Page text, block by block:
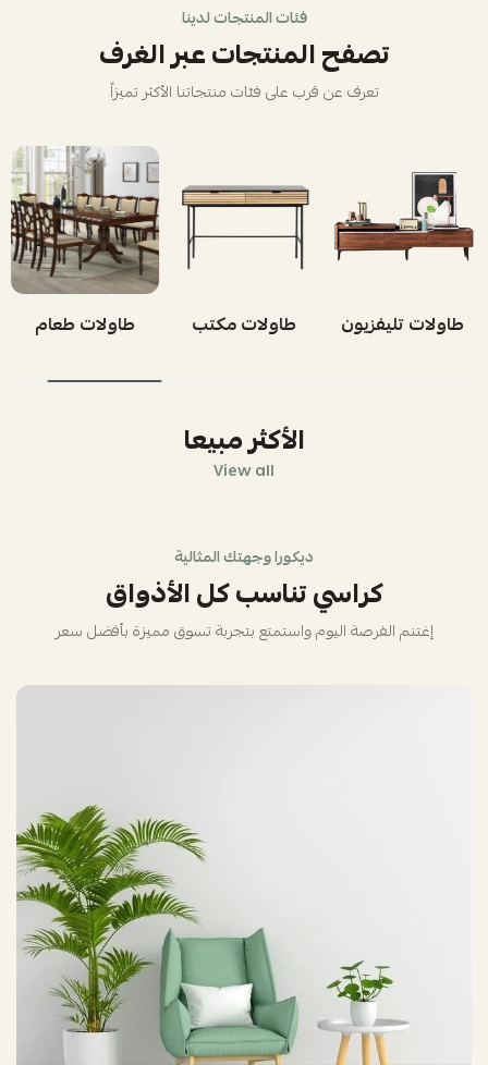
فئات المنتجات لدينا
تصفح المنتجات عبر الغرف
تعرف عن قرب على فئات منتجاتنا الأكثر تميزاً
طاولات طعام طاولات مكتب طاولات تليفزيون
الأكثر مبيعا
View all
ديكورا وجهتك المثالية
كراسي تناسب كل الأذواق
إغتنم الفرصة اليوم واستمتع بتجربة تسوق مميزة بأفضل سعر